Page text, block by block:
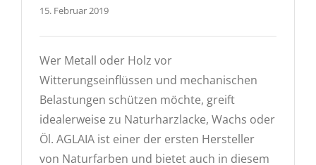
15. Februar 2019
Wer Metall oder Holz vor
Witterungseinflüssen und mechanischen
Belastungen schützen möchte, greift
idealerweise zu Naturharzlacke, Wachs oder
Öl. AGLAIA ist einer der ersten Hersteller
von Naturfarben und bietet auch in diesem